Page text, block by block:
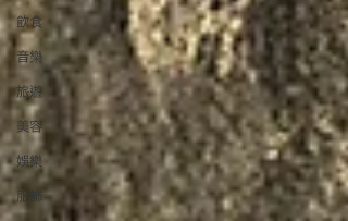
飲食
音樂
旅遊
美容
娛樂
服飾